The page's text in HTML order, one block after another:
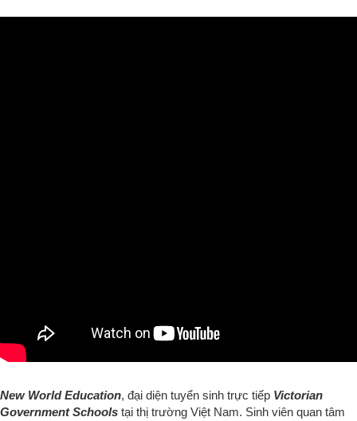
New World Education, đại diện tuyển sinh trực tiếp Victorian
Government Schools tại thị trường Việt Nam. Sinh viên quan tâm